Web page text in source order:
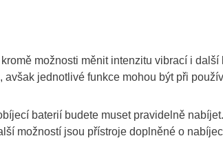
možnosti měnit intenzitu vibrací i
avšak jednotlivé funkce mohou být při
baterií budete muset pravidelně
možností jsou přístroje doplněné o